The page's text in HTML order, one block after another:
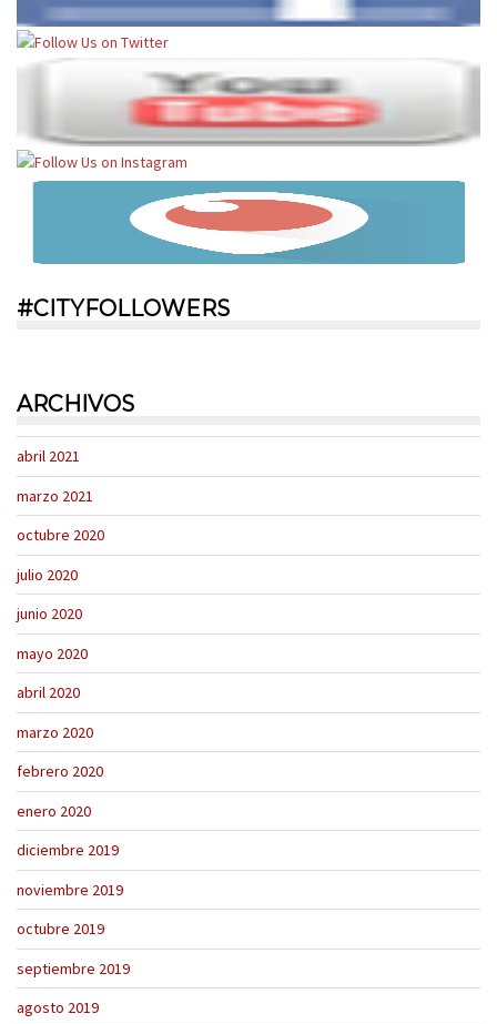
#CITYFOLLOWERS
ARCHIVOS
abril 2021
marzo 2021
octubre 2020
julio 2020
junio 2020
mayo 2020
abril 2020
marzo 2020
febrero 2020
enero 2020
diciembre 2019
noviembre 2019
octubre 2019
septiembre 2019
agosto 2019